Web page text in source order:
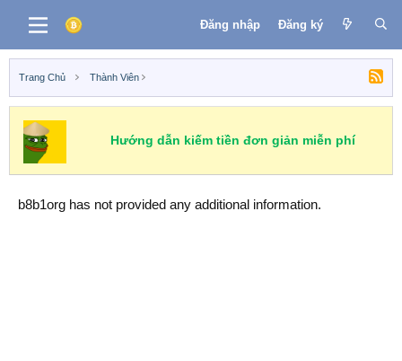
Đăng nhập Đăng ký
Trang Chủ Thành Viên
Hướng dẫn kiếm tiền đơn giản miễn phí
b8b1org has not provided any additional information.